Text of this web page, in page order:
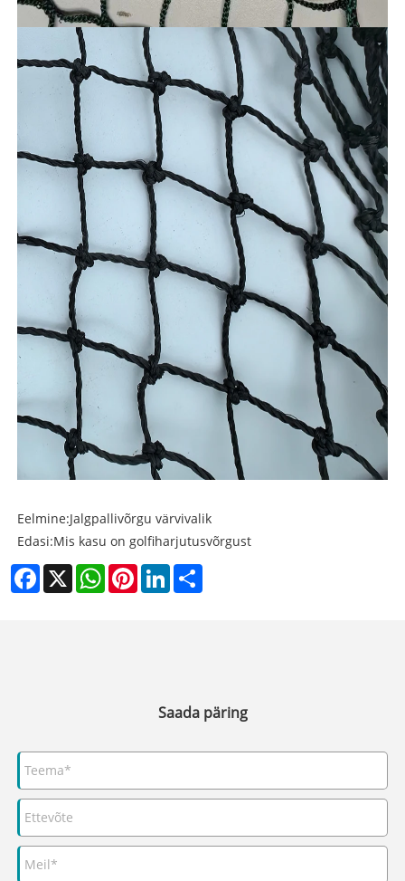
Eelmine:Jalgpallivõrgu värvivalik
Edasi:Mis kasu on golfiharjutusvõrgust
Facebook
X WhatsAppPinterestLinkedIn
Saada päring